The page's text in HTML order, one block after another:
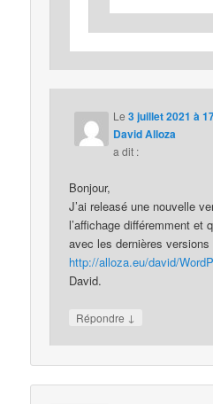
Le3 juillet 2021 à
David Alloza
a dit :
Bonjour,
J’ai releasé une nouvelle
l’affichage différemment et
avec les dernières
http://alloza.eu/david/
David.
Répondre ↓